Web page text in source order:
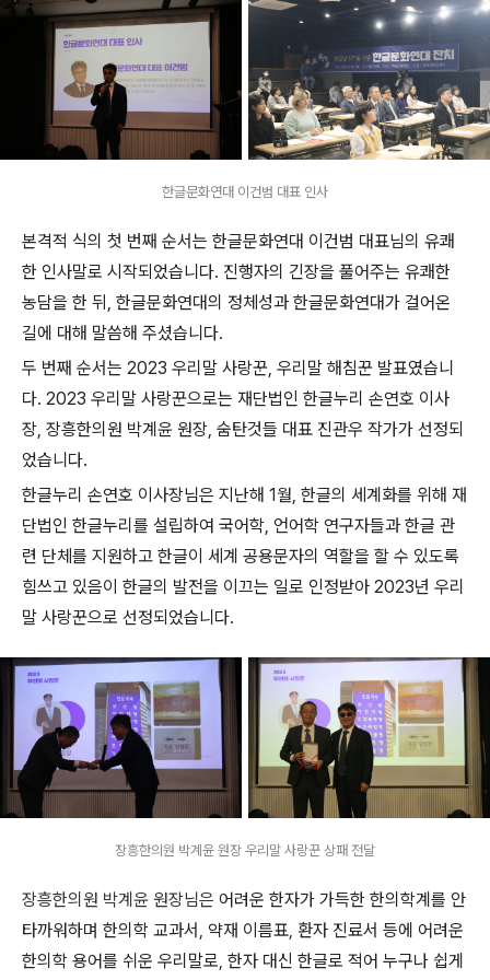
한글문화연대 이건범 대표 인사
본격적 식의 첫 번째 순서는 한글문화연대 이건범 대표님의 유쾌
한 인사말로 시작되었습니다. 진행자의 긴장을 풀어주는 유쾌한
농담을 한 뒤, 한글문화연대의 정체성과 한글문화연대가 걸어온
길에 대해 말씀해 주셨습니다.
두 번째 순서는 2023 우리말 사랑꾼, 우리말 해침꾼 발표였습니
다. 2023 우리말 사랑꾼으로는 재단법인 한글누리 손연호 이사
장, 장흥한의원 박계윤 원장, 숨탄것들 대표 진관우 작가가 선정되
었습니다.
한글누리 손연호 이사장님은 지난해 1월 한글의 세계화를 위해 재
단법인 한글누리를 설립하여 국어학 언어학 연구자들과 한글 관
련 단체를 지원하고 한글이 세계 공용문자의 역할을 할 수 있도록
힘쓰고 있음이 한글의 발전을 이끄는 일로 인정받아 2023년 우리
말 사랑꾼으로 선정되었습니다.
장흥한의원 박계윤 원장 우리말 사랑꾼 상패 전달
장흥한의원 박계윤 원장님은 어려운 한자가 가득한 한의학계를 안
타까워하며 한의학 교과서, 약재 이름표, 환자 진료서 등에 어려운
한의학 용어를 쉬운 우리말로, 한자 대신 한글로 적어 누구나 쉽게